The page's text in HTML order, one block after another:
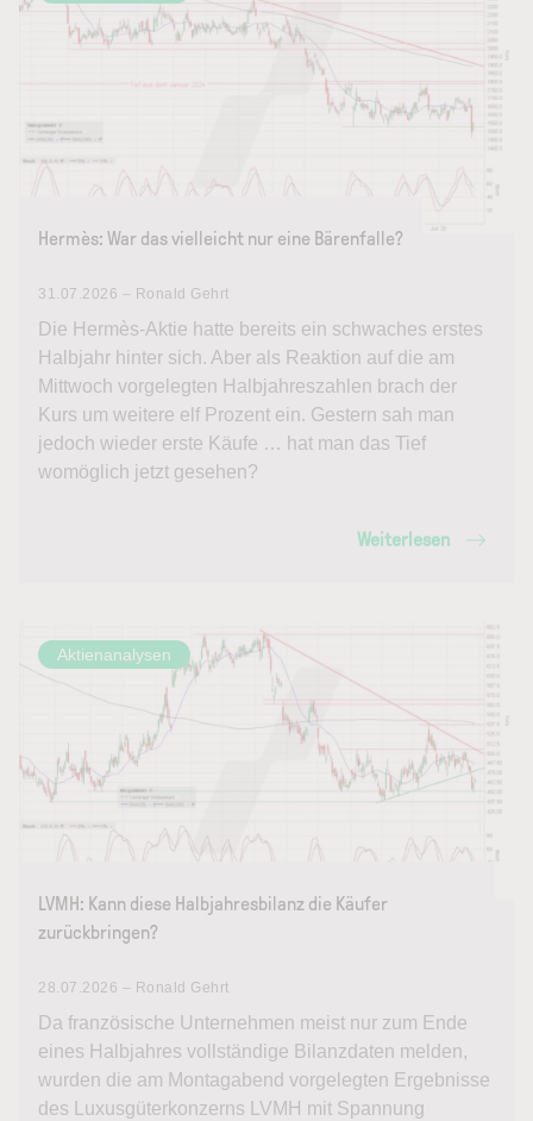
Hermès: War das vielleicht nur eine Bärenfalle?
31.07.2026 – Ronald Gehrt
Die Hermès-Aktie hatte bereits ein schwaches erstes
Halbjahr hinter sich. Aber als Reaktion auf die am
Mittwoch vorgelegten Halbjahreszahlen brach der
Kurs um weitere elf Prozent ein. Gestern sah man
jedoch wieder erste Käufe … hat man das Tief
womöglich jetzt gesehen?
Weiterlesen
Aktienanalysen
LVMH: Kann diese Halbjahresbilanz die Käufer
zurückbringen?
28.07.2026 – Ronald Gehrt
Da französische Unternehmen meist nur zum Ende
eines Halbjahres vollständige Bilanzdaten melden,
wurden die am Montagabend vorgelegten Ergebnisse
des Luxusgüterkonzerns LVMH mit Spannung